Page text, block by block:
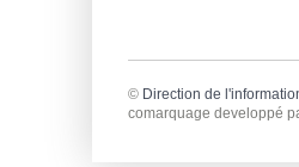
© Direction de
comarquage developpé